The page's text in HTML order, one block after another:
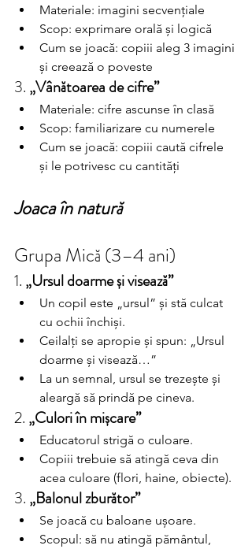
Materiale: imagini secvențiale
Scop: exprimare orală și logică
Cum se joacă: copiii aleg 3 imagini
și creează o poveste
3. „Vânătoarea de cifre”
Materiale: cifre ascunse în clasă
Scop: familiarizare cu numerele
Cum se joacă: copiii caută cifrele
și le potrivesc cu cantități
Joaca în natură
Grupa Mică (3–4 ani)
1. „Ursul doarme și visează”
Un copil este „ursul” și stă culcat
cu ochii închiși.
Ceilalți se apropie și spun: „Ursul
doarme și visează…”
La un semnal, ursul se trezește și
aleargă să prindă pe cineva.
2. „Culori în mișcare”
Educatorul strigă o culoare.
Copiii trebuie să atingă ceva din
acea culoare (flori, haine, obiecte).
3. „Balonul zburător”
Se joacă cu baloane ușoare.
Scopul: să nu atingă pământul,